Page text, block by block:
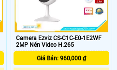
Camera Ezviz CS-C1C-E0-1E2WF
2MP Nén Video H.265
Giá Bán: 960,000 ₫